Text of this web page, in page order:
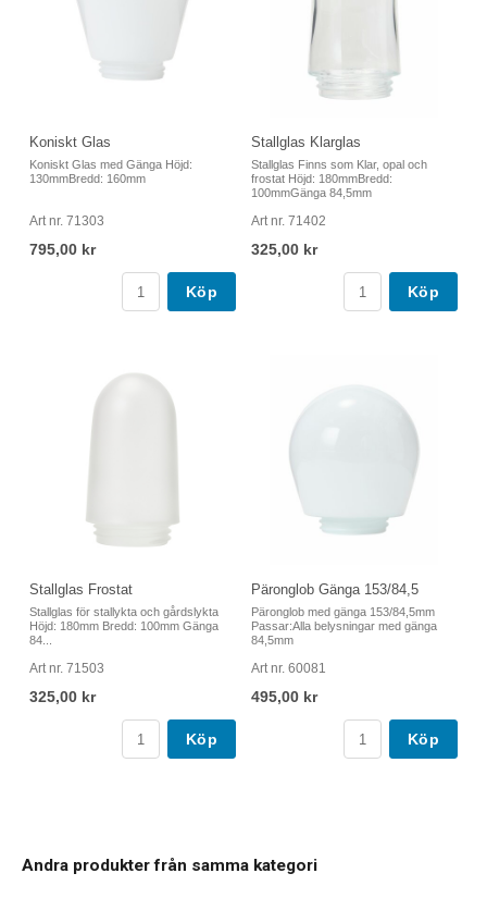
Koniskt Glas
Koniskt Glas med Gänga Höjd:
130mmBredd: 160mm
Art nr. 71303
795,00 kr
Köp
Stallglas Klarglas
Stallglas Finns som Klar, opal och
frostat Höjd: 180mmBredd:
100mmGänga 84,5mm
Art nr. 71402
325,00 kr
Köp
Stallglas Frostat
Stallglas för stallykta och gårdslykta
Höjd: 180mm Bredd: 100mm Gänga
84...
Art nr. 71503
325,00 kr
Köp
Päronglob Gänga 153/84,5
Päronglob med gänga 153/84,5mm
Passar:Alla belysningar med gänga
84,5mm
Art nr. 60081
495,00 kr
Köp
Andra produkter från samma kategori